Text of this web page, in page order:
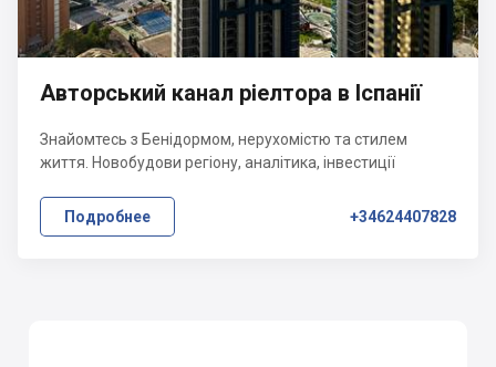
Авторський канал ріелтора в Іспанії
Знайомтесь з Бенідормом, нерухомістю та стилем
життя. Новобудови регіону, аналітика, інвестиції
Подробнее +34624407828